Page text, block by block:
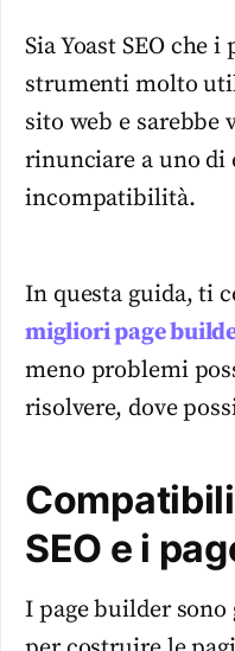
Sia Yoast SEO che
strumenti molto
sito web e sarebbe
rinunciare a uno di
incompatibilità.
In questa guida, ti
migliori page
meno problemi
risolvere, dove
SEO e i
I page builder